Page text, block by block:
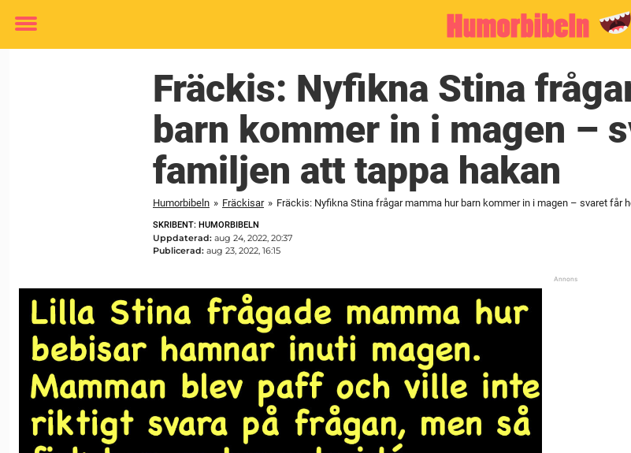
Toggle
Fräckis: Nyfikna Stina
barn kommer in i magen –
familjen att tappa hakan
Humorbibeln » Fräckisar » Fräckis: Nyfikna Stina frågar mamma hur barn kommer in i magen – svaret får
SKRIBENT: HUMORBIBELN
Uppdaterad: aug 24, 2022, 20:37
Publicerad: aug 23, 2022, 16:15